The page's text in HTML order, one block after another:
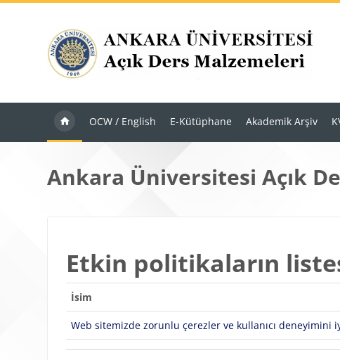
OCW / English E-Kütüphane Akademik Arşiv
Ankara Üniversitesi Açık
Etkin politikaların
İsim
Web sitemizde zorunlu çerezler ve kullanıcı deneyimini